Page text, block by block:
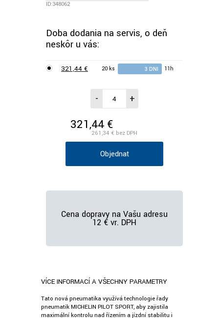
ID:348062
Doba dodania na servis, o deň
neskôr u vás:
321,44 € 20 ks 3 DNI 11h
- +
321,44 €/ks vr. DPH
261,34 € bez DPH
Objednať
Cena dopravy na Vašu adresu
12 € vr. DPH
VÍCE INFORMACÍ A VŠECHNY PARAMETRY
Tato nová pneumatika využívá technologie řady
pneumatik MICHELIN PILOT SPORT, aby zajistila
maximální kontrolu nad řízením a jízdní stabilitu i